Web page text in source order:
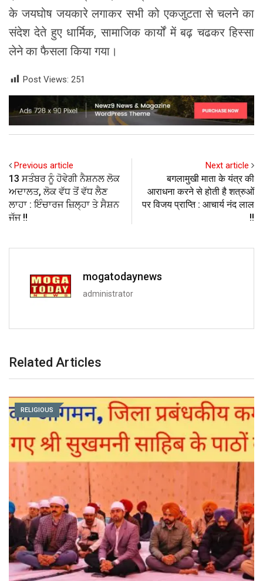
के जयघोष जयकारे लगाकर सभी को एकजुटता से चलने का
संदेश देते हुए धार्मिक, सामाजिक कार्यों में बढ़ चढकर हिस्सा
लेने का फैसला किया गया।
Post Views: 251
Previous article
13 ਸਤੰਬਰ ਨੂੰ ਹੋਵੇਗੀ ਨੈਸ਼ਨਲ ਲੋਕ
ਅਦਾਲਤ, ਲੋਕ ਵੱਧ ਤੋਂ ਵੱਧ ਲੈਣ
ਲਾਹਾ : ਇੰਚਾਰਜ ਜ਼ਿਲ੍ਹਾ ਤੇ ਸੈਸ਼ਨ
ਜੱਜ !!
Next article
बगलामुखी माता के यंत्र की
आराधना करने से होती है शत्रुओं
पर विजय प्राप्ति : आचार्य नंद लाल
!!
mogatodaynews
administrator
Related Articles
RELIGIOUS